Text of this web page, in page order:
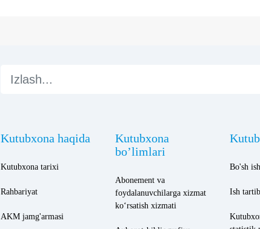
Kutubxona haqida
Kutubxona tarixi
Rahbariyat
AKM jamg'armasi
Kutubxona
bo’limlari
Abonement va
foydalanuvchilarga xizmat
ko‘rsatish xizmati
Bo'sh
Ish